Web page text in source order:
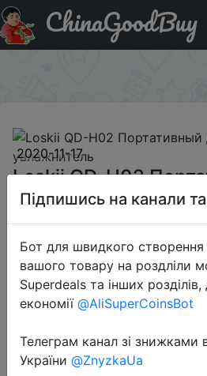
Паридбати з промокодом
Портативный двухструйный
ChinaGoodBuy
2020-11-17
Loskii QD-H02
двухструйный
Підпишись на канали
Бот для швидкого
вашого товару на роздліли
Superdeals та інших розділів,
економії @AliSuperCoinsBot
Телеграм канал зі знижками
України @ZnyzkaUa